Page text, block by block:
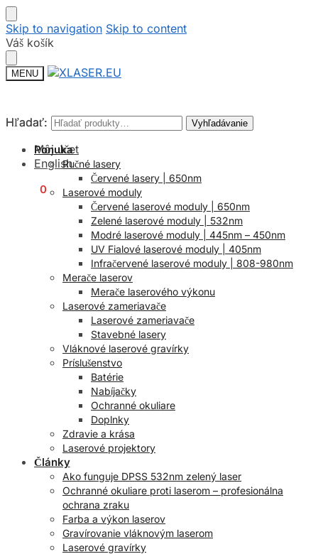
Skip to navigation Skip to content
Váš košík
MENU
Hľadať: Vyhľadávanie
Môj účet
English
0
Hľadať: Vyhľadávanie
Ponuka
Ručné lasery
Červené lasery | 650nm
Laserové moduly
Červené laserové moduly | 650nm
Zelené laserové moduly | 532nm
Modré laserové moduly | 445nm – 450nm
UV Fialové laserové moduly | 405nm
Infračervené laserové moduly | 808-980nm
Merače laserov
Merače laserového výkonu
Laserové zameriavače
Laserové zameriavače
Stavebné lasery
Vláknové laserové gravírky
Príslušenstvo
Batérie
Nabíjačky
Ochranné okuliare
Doplnky
Zdravie a krása
Laserové projektory
Články
Ako funguje DPSS 532nm zelený laser
Ochranné okuliare proti laserom – profesionálna
ochrana zraku
Farba a výkon laserov
Gravírovanie vláknovým laserom
Laserové gravírky